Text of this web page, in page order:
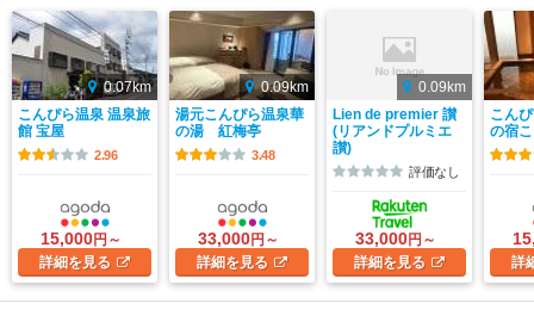
0.07km
こんぴら温泉 温泉旅
館 宝屋
2.96
15,000円～
詳細を見る
0.09km
湯元こんぴら温泉華
の湯 紅梅亭
3.48
33,000円～
詳細を見る
0.09km
Lien de premier 讃
(リアンドプルミエ
讃)
評価なし
33,000円～
詳細を見る
こん
の宿
詳